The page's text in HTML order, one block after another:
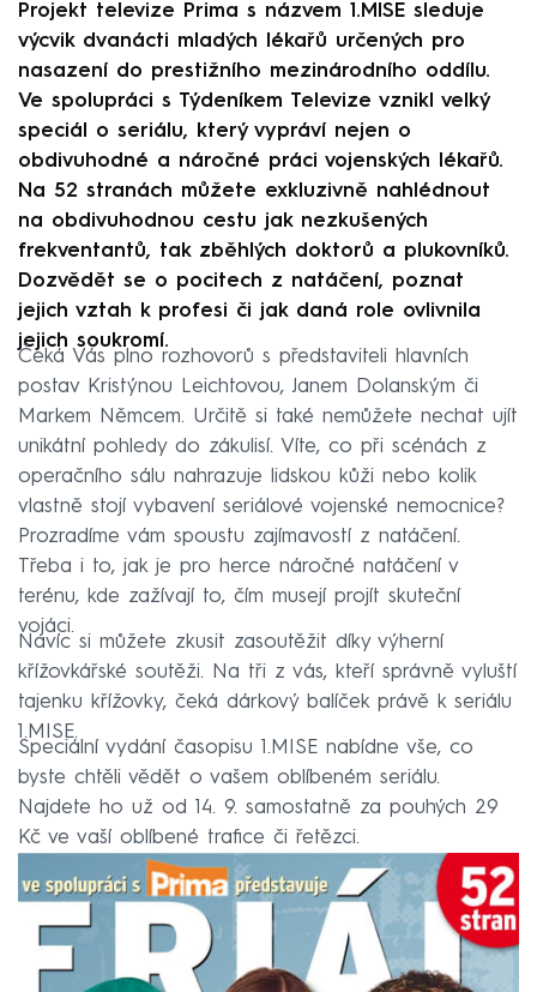
Projekt televize Prima s názvem 1.MISE sleduje
výcvik dvanácti mladých lékařů určených pro
nasazení do prestižního mezinárodního oddílu.
Ve spolupráci s Týdeníkem Televize vznikl velký
speciál o seriálu, který vypráví nejen o
obdivuhodné a náročné práci vojenských lékařů.
Na 52 stranách můžete exkluzivně nahlédnout
na obdivuhodnou cestu jak nezkušených
frekventantů, tak zběhlých doktorů a plukovníků.
Dozvědět se o pocitech z natáčení, poznat
jejich vztah k profesi či jak daná role ovlivnila
jejich soukromí.
Čeká Vás plno rozhovorů s představiteli hlavních
postav Kristýnou Leichtovou, Janem Dolanským či
Markem Němcem. Určitě si také nemůžete nechat ujít
unikátní pohledy do zákulisí. Víte, co při scénách z
operačního sálu nahrazuje lidskou kůži nebo kolik
vlastně stojí vybavení seriálové vojenské nemocnice?
Prozradíme vám spoustu zajímavostí z natáčení.
Třeba i to, jak je pro herce náročné natáčení v
terénu, kde zažívají to, čím musejí projít skuteční
vojáci.
Navíc si můžete zkusit zasoutěžit díky výherní
křížovkářské soutěži. Na tři z vás, kteří správně vyluští
tajenku křížovky, čeká dárkový balíček právě k seriálu
1.MISE.
Speciální vydání časopisu 1.MISE nabídne vše, co
byste chtěli vědět o vašem oblíbeném seriálu.
Najdete ho už od 14. 9. samostatně za pouhých 29
Kč ve vaší oblíbené trafice či řetězci.